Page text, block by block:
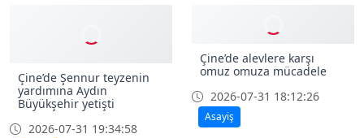
Çine’de Şennur teyzenin
yardımına Aydın
Büyükşehir yetişti
2026-07-31 19:34:58
Çine’de alevlere karşı
omuz omuza mücadele
2026-07-31 18:12:26
Asayiş